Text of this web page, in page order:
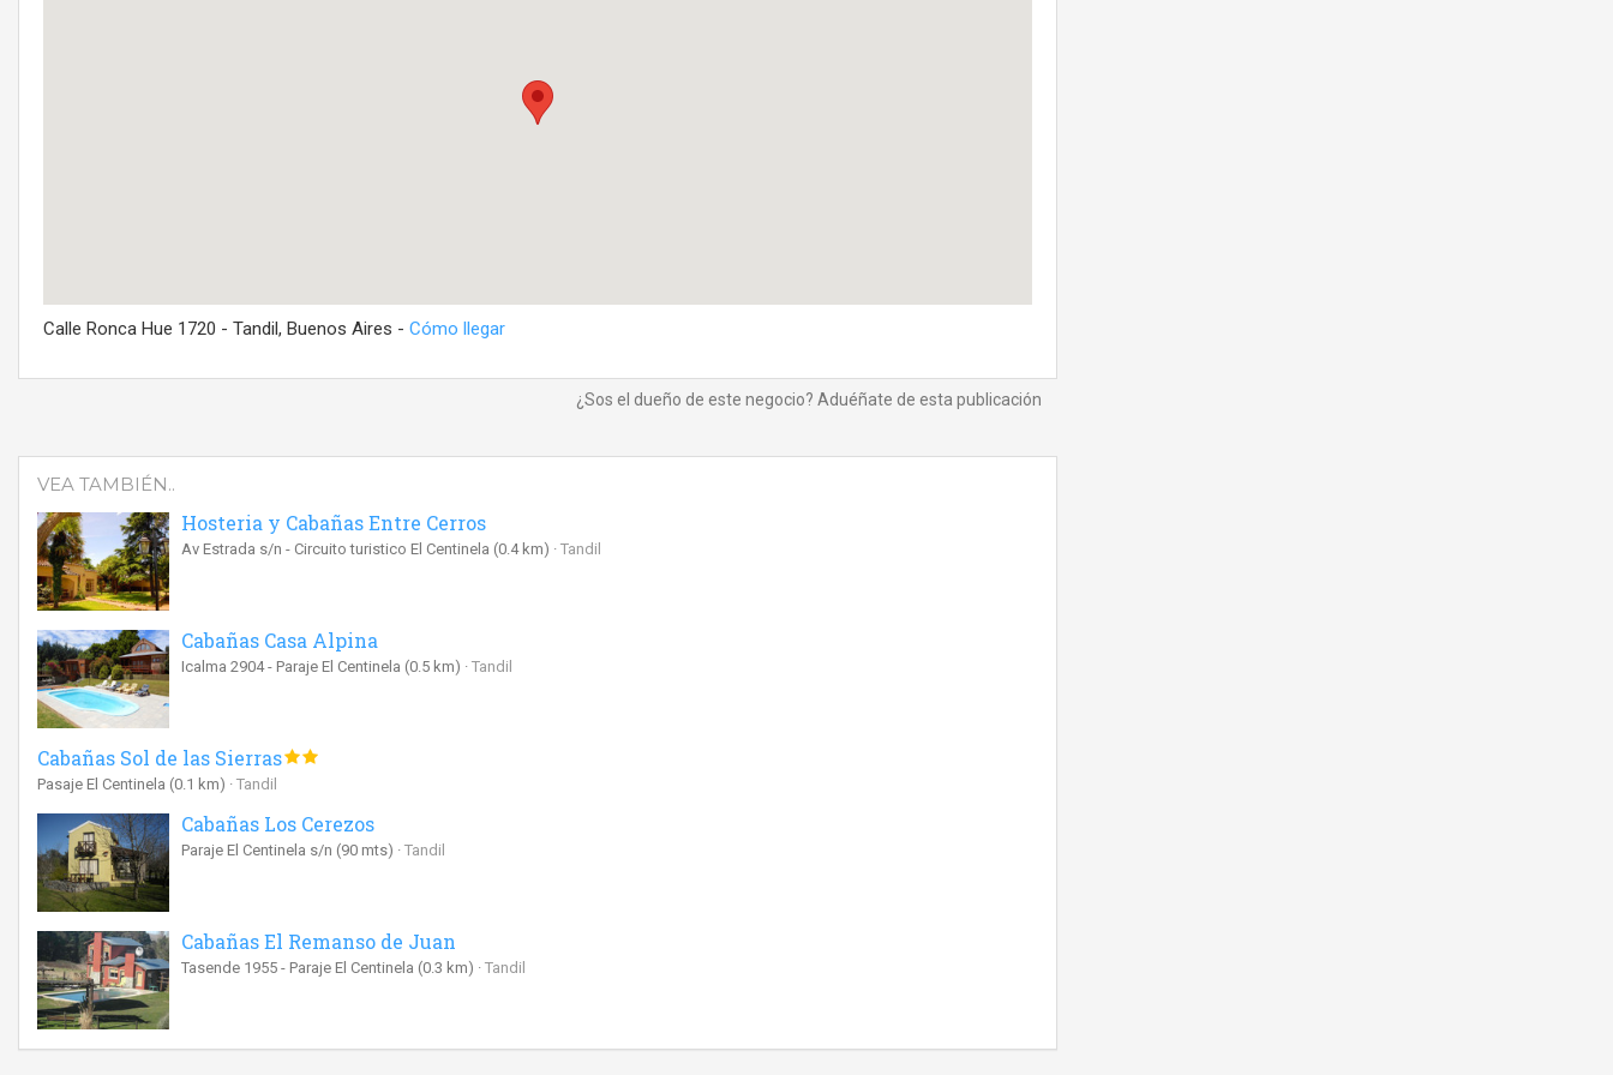
Calle Ronca Hue 1720 - Tandil, Buenos Aires - Cómo llegar
¿Sos el dueño de este negocio? Aduéñate de esta publicación
VEA TAMBIÉN..
Hosteria y Cabañas Entre Cerros
Av Estrada s/n - Circuito turistico El Centinela (0.4 km) Tandil
Cabañas Casa Alpina
Icalma 2904 - Paraje El Centinela (0.5 km) Tandil
Cabañas Sol de las Sierras
Pasaje El Centinela (0.1 km) Tandil
Cabañas Los Cerezos
Paraje El Centinela s/n (90 mts) Tandil
Cabañas El Remanso de Juan
Tasende 1955 - Paraje El Centinela (0.3 km) Tandil